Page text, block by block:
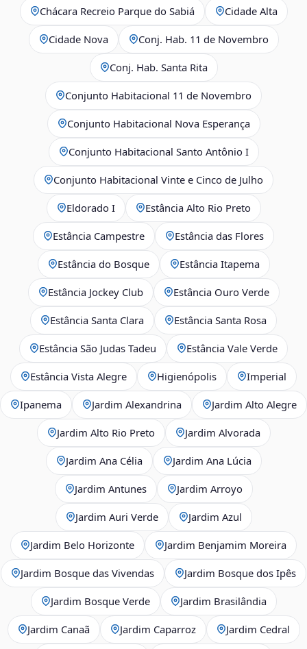
Chácara Recreio Parque do Sabiá Cidade Alta
Cidade Nova Conj. Hab. 11 de Novembro
Conj. Hab. Santa Rita
Conjunto Habitacional 11 de Novembro
Conjunto Habitacional Nova Esperança
Conjunto Habitacional Santo Antônio I
Conjunto Habitacional Vinte e Cinco de Julho
Eldorado I Estância Alto Rio Preto
Estância Campestre Estância das Flores
Estância do Bosque Estância Itapema
Estância Jockey Club Estância Ouro Verde
Estância Santa Clara Estância Santa Rosa
Estância São Judas Tadeu Estância Vale Verde
Estância Vista Alegre Higienópolis Imperial
Ipanema Jardim Alexandrina Jardim Alto Alegre
Jardim Alto Rio Preto Jardim Alvorada
Jardim Ana Célia Jardim Ana Lúcia
Jardim Antunes Jardim Arroyo
Jardim Auri Verde Jardim Azul
Jardim Belo Horizonte Jardim Benjamim Moreira
Jardim Bosque das Vivendas Jardim Bosque dos Ipês
Jardim Bosque Verde Jardim Brasilândia
Jardim Canaã Jardim Caparroz Jardim Cedral